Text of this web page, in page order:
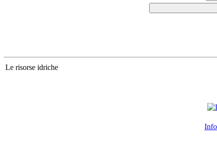
Le risorse idriche